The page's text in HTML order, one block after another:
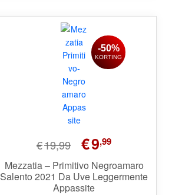
€19,99
Oorspronkelijke
prijs
was:
€19,99.
€9,99Huidige
is:
€9,99.
Mezzatia – Primitivo Negroamaro
Salento 2021 Da Uve Leggermente
Appassite
-50%
KORTING